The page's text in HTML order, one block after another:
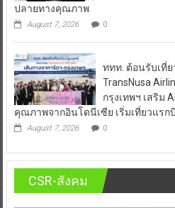
ปลายทางคุณภาพ
August 7, 2026 0
ททท. ต้อนรับเที่
TransNusa
กรุงเทพฯ เสริม
คุณภาพจากอินโดนีเซีย เริ่มเที่ยวแร
August 7, 2026 0
CSR-สังคม